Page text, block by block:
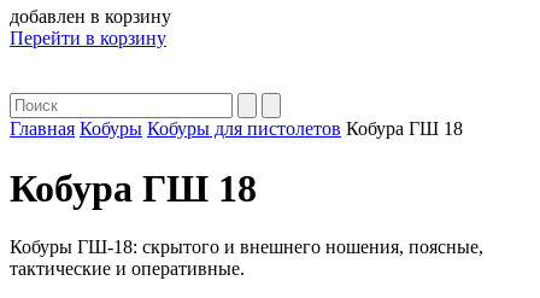
добавлен в корзину
Перейти в корзину
Главная Кобуры Кобуры для пистолетов Кобура ГШ 18
Кобура ГШ 18
Кобуры ГШ-18: скрытого и внешнего ношения, поясные,
тактические и оперативные.